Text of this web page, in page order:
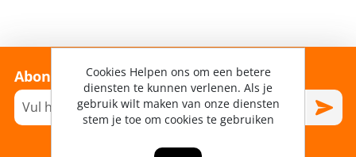
Abonneer je op onze nieuwsbrief!
Cookies Helpen ons om een betere
diensten te kunnen verlenen. Als je
gebruik wilt maken van onze diensten
stem je toe om cookies te gebruiken